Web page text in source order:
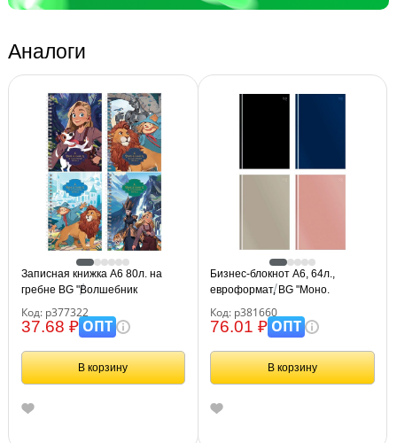
Аналоги
Записная книжка А6 80л. на
гребне BG "Волшебник
Код: р377322
37.68 ₽ОПТ
В корзину
Бизнес-блокнот А6, 64л.,
евроформат, BG "Моно.
ламинация
Код: р381660
76.01 ₽ОПТ
В корзину